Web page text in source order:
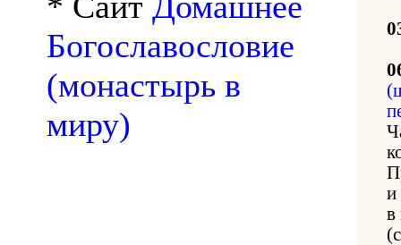
Богославословие
(монастырь в
миру)
и
в